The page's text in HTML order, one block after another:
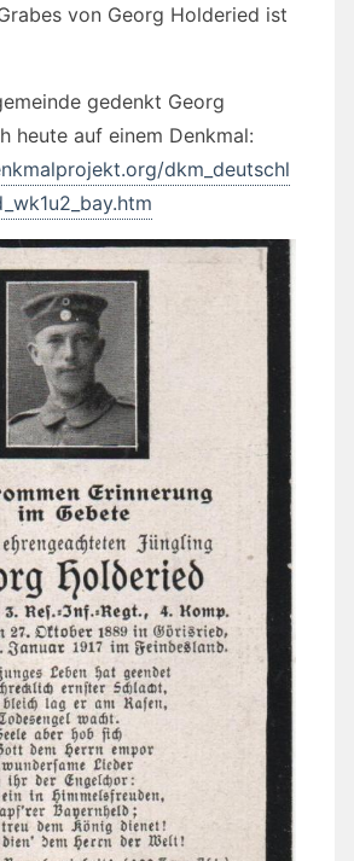
von Georg Holderied ist
gedenkt Georg
heute auf einem Denkmal:
dkm_deutschl